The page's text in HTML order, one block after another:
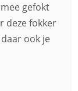
gefokt
deze fokker
ook je